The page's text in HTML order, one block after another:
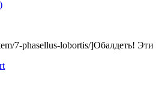
7-phasellus-lobortis/]Обалдеть!